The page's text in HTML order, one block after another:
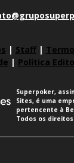
| Staff|
| Política
Superpoker,
Sites, é uma
pertencente à
Todos os